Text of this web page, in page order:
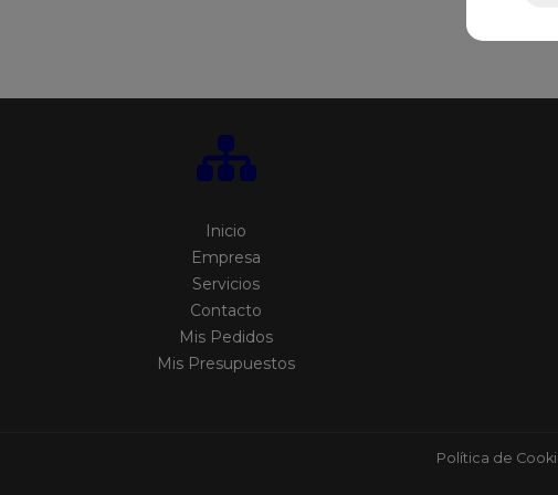
Inicio
Empresa
Servicios
Contacto
Mis Pedidos
Mis Presupuestos
Política de